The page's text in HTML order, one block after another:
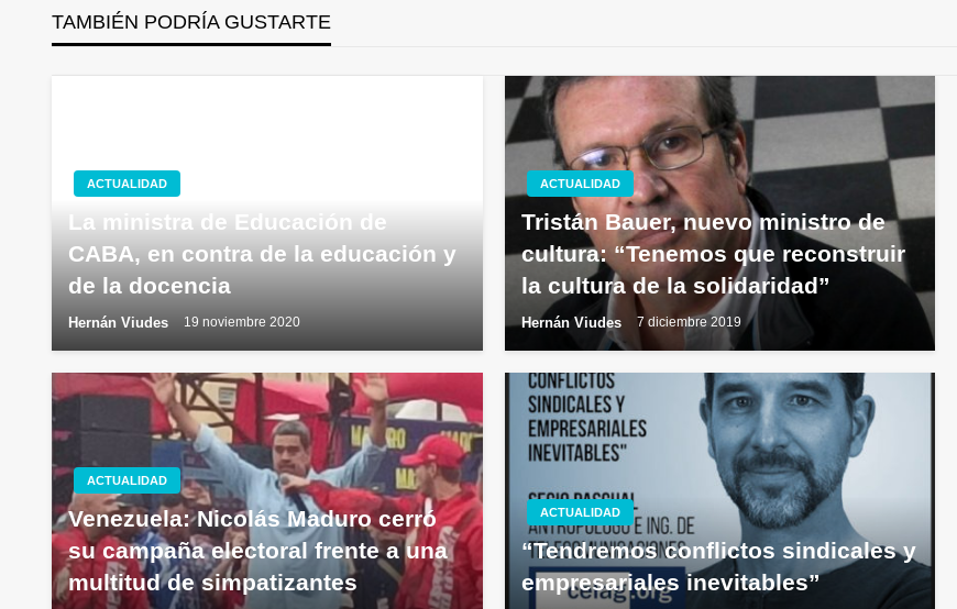
entradas
TAMBIÉN PODRÍA GUSTARTE
ACTUALIDAD
La ministra de Educación de
CABA, en contra de la educación y
de la docencia
Hernán Viudes 19 noviembre 2020
ACTUALIDAD
Tristán Bauer, nuevo ministro de
cultura: “Tenemos que reconstruir
la cultura de la solidaridad”
Hernán Viudes 7 diciembre 2019
ACTUALIDAD
Venezuela: Nicolás Maduro cerró
su campaña electoral frente a una
multitud de simpatizantes
ACTUALIDAD
“Tendremos conflictos sindicales y
empresariales inevitables”